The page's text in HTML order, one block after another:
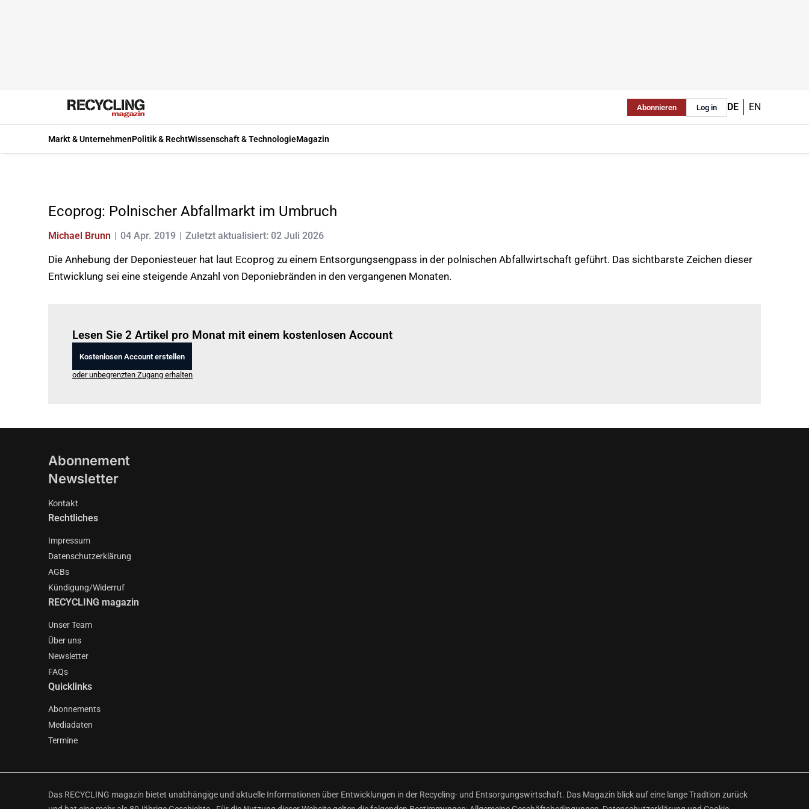
Abonnieren Log in DE EN
Markt & UnternehmenPolitik & RechtWissenschaft & TechnologieMagazin
Ecoprog: Polnischer Abfallmarkt im Umbruch
Michael Brunn 04 Apr. 2019 Zuletzt aktualisiert: 02 Juli 2026
Die Anhebung der Deponiesteuer hat laut Ecoprog zu einem Entsorgungsengpass in der polnischen Abfallwirtschaft geführt. Das sichtbarste Zeichen dieser
Entwicklung sei eine steigende Anzahl von Deponiebränden in den vergangenen Monaten.
Lesen Sie 2 Artikel pro Monat mit einem kostenlosen Account
Kostenlosen Account erstellen
oder unbegrenzten Zugang erhalten
Abonnement
Newsletter
Kontakt
Rechtliches
Impressum
Datenschutzerklärung
AGBs
Kündigung/Widerruf
RECYCLING magazin
Unser Team
Über uns
Newsletter
FAQs
Quicklinks
Abonnements
Mediadaten
Termine
Das RECYCLING magazin bietet unabhängige und aktuelle Informationen über Entwicklungen in der Recycling- und Entsorgungswirtschaft. Das Magazin blick auf eine lange Tradtion zurück